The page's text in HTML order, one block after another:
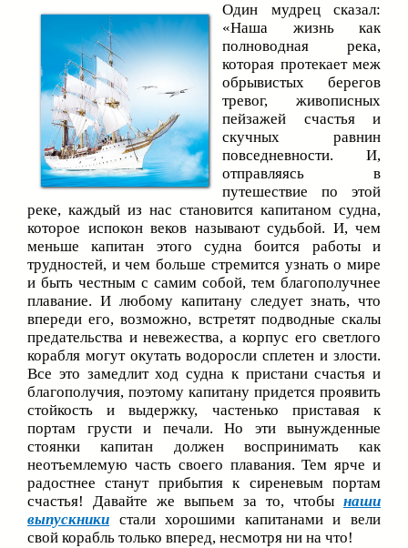
Один мудрец сказал:
«Наша жизнь как
полноводная река,
которая протекает меж
обрывистых берегов
тревог, живописных
пейзажей счастья и
скучных равнин
повседневности. И,
отправляясь в
путешествие по этой
реке, каждый из нас становится капитаном судна,
которое испокон веков называют судьбой. И, чем
меньше капитан этого судна боится работы и
трудностей, и чем больше стремится узнать о мире
и быть честным с самим собой, тем благополучнее
плавание. И любому капитану следует знать, что
впереди его, возможно, встретят подводные скалы
предательства и невежества, а корпус его светлого
корабля могут окутать водоросли сплетен и злости.
Все это замедлит ход судна к пристани счастья и
благополучия, поэтому капитану придется проявить
стойкость и выдержку, частенько приставая к
портам грусти и печали. Но эти вынужденные
стоянки капитан должен воспринимать как
неотъемлемую часть своего плавания. Тем ярче и
радостнее станут прибытия к сиреневым портам
счастья! Давайте же выпьем за то, чтобы наши
выпускники стали хорошими капитанами и вели
свой корабль только вперед, несмотря ни на что!